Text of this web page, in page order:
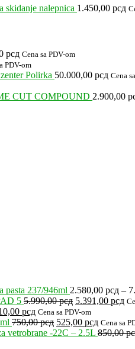
skidanje nalepnica 1.450,00 рсд
рсд Cena sa PDV-om
PDV-om
Polirka 50.000,00 рсд Cena
CUT COMPOUND 2.900,00
pasta 237/946ml 2.580,00 рсд –
5 5.990,00рсд Originalna
cena
je
bila:
5.391,00 рсд
je:
рсдTrenutna
cena
je:
Cena sa PDV-om
750,00рсд Originalna
cena
525,00 рсдTrenutna
cena
Cena sa
vetrobrane -22C – 2.5L 850,00